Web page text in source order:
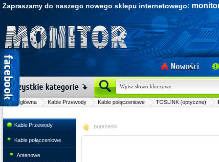
Zapraszamy do naszego nowego sklepu internetowego:
Kable Przewody
Kable połączeniowe
Antenowe
Strona główna Kable Przewody Kable połączeniowe TOSLINK (optyczne)
poprzedni